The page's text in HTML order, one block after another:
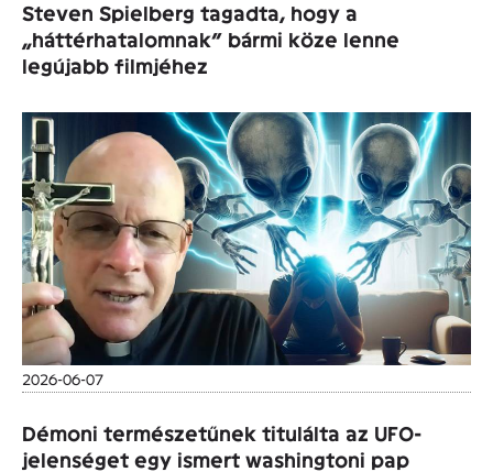
Steven Spielberg tagadta, hogy a
„háttérhatalomnak” bármi köze lenne
legújabb filmjéhez
2026-06-07
Démoni természetűnek titulálta az UFO-
jelenséget egy ismert washingtoni pap